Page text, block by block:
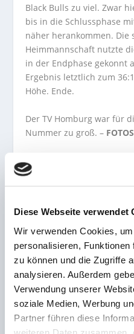
Diese Webseite verwendet
Wir verwenden Cookies,
personalisieren,
zu können und die Zugriffe
analysieren. Außerdem
Verwendung unserer
soziale Medien, Werbung
Partner führen diese
Black Bulls zu viel. Zwar
bis in die Schlussphase
näher herankommen.
Heimmannschaft nutzte
in der Endphase gekonnt
Ergebnis letztlich zum
Höhe. Ende.
Der TV Homburg war für
Nummer zu groß. – FOTOS
VORHERIGE
Zweites 24 Stunden
Inklusions-Schwimmen